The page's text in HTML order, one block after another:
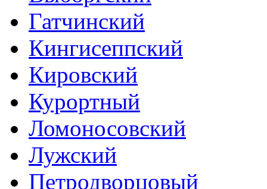
Гатчинский
Кингисеппский
Кировский
Курортный
Ломоносовский
Лужский
Петродворцовый